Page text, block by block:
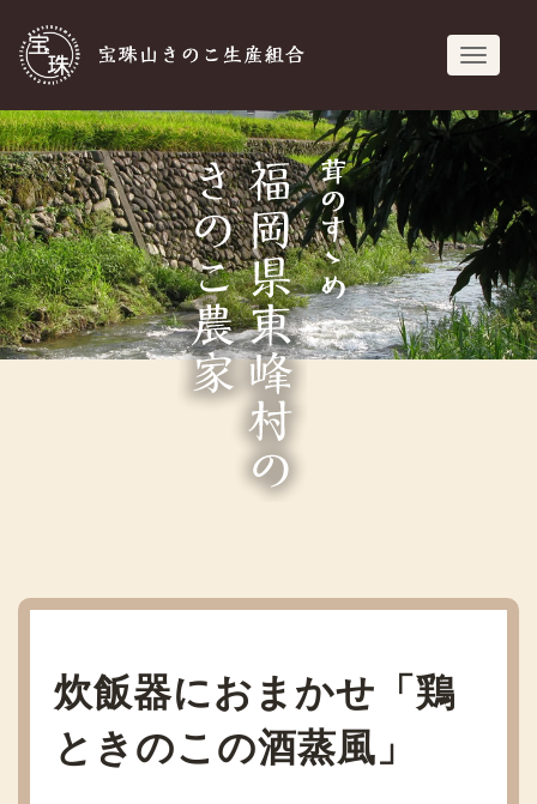
宝珠山きのこ生
炊飯器におまかせ「鶏
ときのこの酒蒸風」